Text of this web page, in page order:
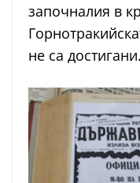
започналия в
не са достигани.